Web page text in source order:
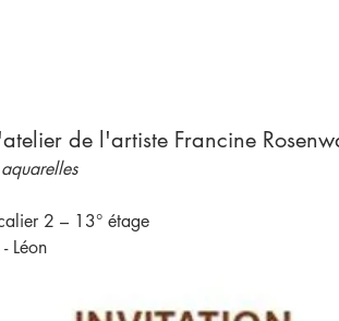
de l'artiste Francine
2 – 13° étage
Léon